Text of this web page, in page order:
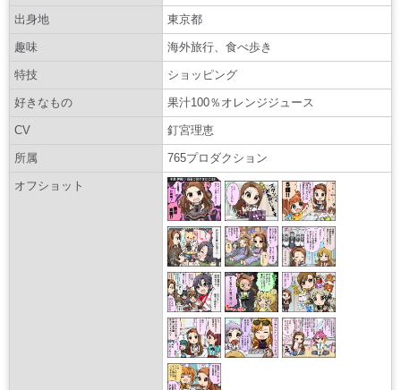
出身地 東京都
趣味 海外旅行、食べ歩き
特技 ショッピング
好きなもの 果汁100％オレンジジュース
CV 釘宮理恵
所属 765プロダクション
オフショット